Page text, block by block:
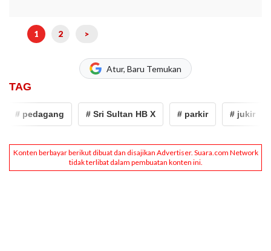
1 2 >
Atur, Baru Temukan
TAG
# pedagang # Sri Sultan HB X # parkir # jukir